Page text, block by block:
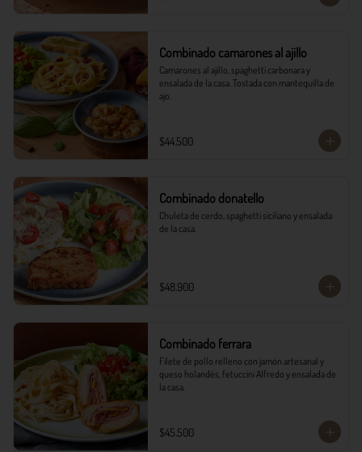
Combinado camarones al ajillo
Camarones al ajillo, spaghetti carbonara y
ensalada de la casa. Tostada con mantequilla de
ajo.
$44.500
Combinado donatello
Chuleta de cerdo, spaghetti siciliano y ensalada
de la casa.
$48.900
Combinado ferrara
Filete de pollo relleno con jamón artesanal y
queso holandés, fetuccini Alfredo y ensalada de
la casa.
$45.500